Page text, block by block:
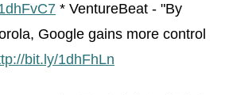
* VentureBeat - "By
Google gains more control
bit.ly/1dhFhLn